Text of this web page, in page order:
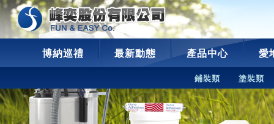
博納巡禮 最新動態 產品中心
鋪裝類 塗裝類
愛